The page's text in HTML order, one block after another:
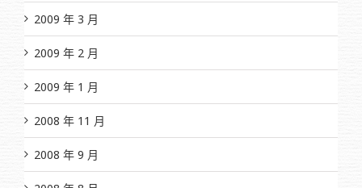
2009 年 3 月
2009 年 2 月
2009 年 1 月
2008 年 11 月
2008 年 9 月